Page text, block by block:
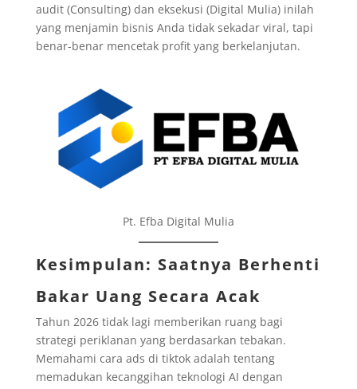
audit (Consulting) dan eksekusi (Digital Mulia) inilah
yang menjamin bisnis Anda tidak sekadar viral, tapi
benar-benar mencetak profit yang berkelanjutan.
Pt. Efba Digital Mulia
Kesimpulan: Saatnya Berhenti
Bakar Uang Secara Acak
Tahun 2026 tidak lagi memberikan ruang bagi
strategi periklanan yang berdasarkan tebakan.
Memahami cara ads di tiktok adalah tentang
memadukan kecanggihan teknologi AI dengan